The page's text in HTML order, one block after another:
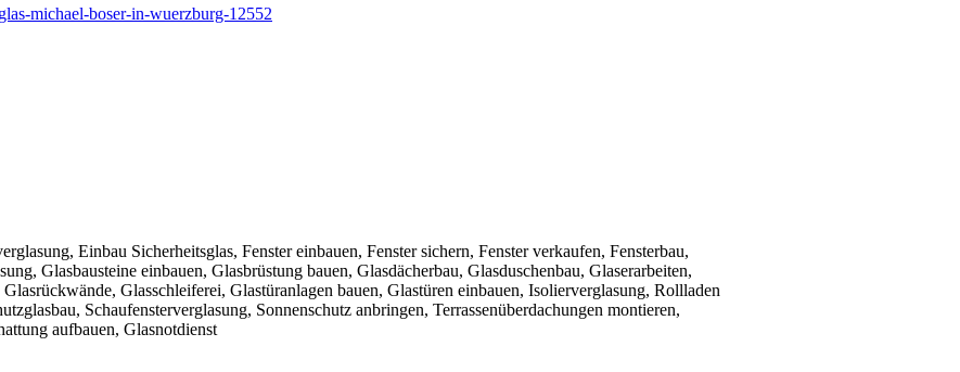
michael-boser-in-wuerzburg-12552
Einbau Sicherheitsglas, Fenster einbauen, Fenster sichern, Fenster verkaufen, Fensterbau,
Glasbausteine einbauen, Glasbrüstung bauen, Glasdächerbau, Glasduschenbau, Glaserarbeiten,
Glasschleiferei, Glastüranlagen bauen, Glastüren einbauen, Isolierverglasung, Rollladen
Schaufensterverglasung, Sonnenschutz anbringen, Terrassenüberdachungen montieren,
aufbauen, Glasnotdienst